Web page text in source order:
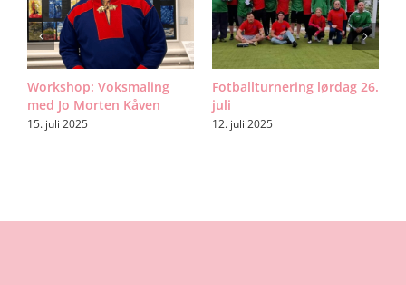
Workshop: Voksmaling
med Jo Morten Kåven
15. juli 2025
Fotballturnering lørdag 26.
juli
12. juli 2025